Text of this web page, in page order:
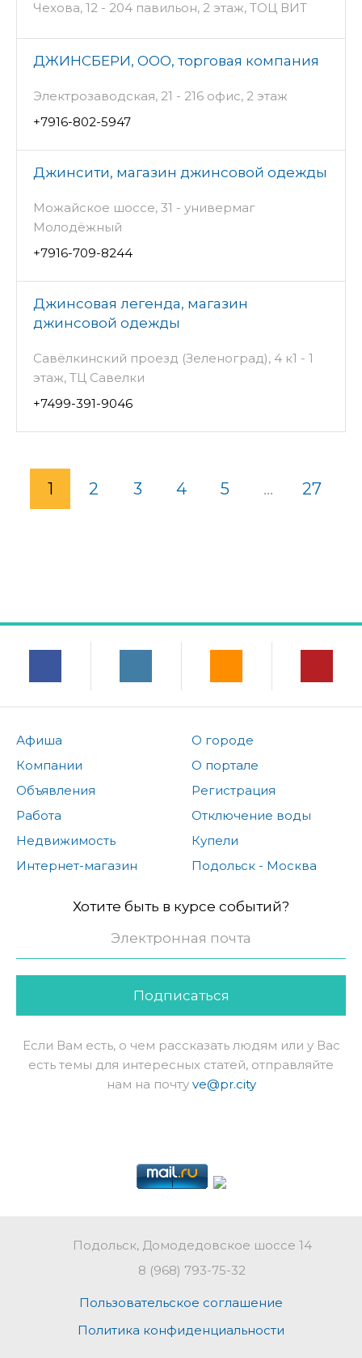
Чехова, 12 - 204 павильон, 2 этаж, ТОЦ ВИТ
ДЖИНСБЕРИ, ООО, торговая компания
Электрозаводская, 21 - 216 офис, 2 этаж
+7916-802-5947
Джинсити, магазин джинсовой одежды
Можайское шоссе, 31 - универмаг
Молодёжный
+7916-709-8244
Джинсовая легенда, магазин
джинсовой одежды
Савёлкинский проезд (Зеленоград), 4 к1 - 1
этаж, ТЦ Савелки
+7499-391-9046
1 2 3 4 5 ... 27
Афиша
Компании
Объявления
Работа
Недвижимость
Интернет-магазин
О городе
О портале
Регистрация
Отключение воды
Купели
Подольск - Москва
Хотите быть в курсе событий?
Подписаться
Если Вам есть, о чем рассказать людям или у Вас
есть темы для интересных статей, отправляйте
нам на почту ve@pr.city
Подольск, Домодедовское шоссе 14
8 (968) 793-75-32
Пользовательское соглашение
Политика конфиденциальности